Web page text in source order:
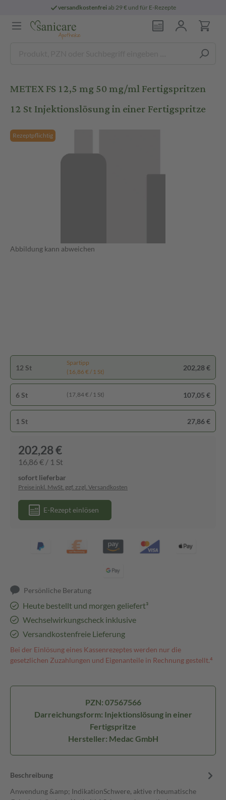
versandkostenfreiab 29 € und für E-Rezepte
METEX FS 12,5 mg 50 mg/ml Fertigspritzen
12 St Injektionslösung in einer Fertigspritze
Rezeptpflichtig
Abbildung kann abweichen
12 St
Spartipp
(16,86 € / 1 St)
202,28 €
6 St (17,84 € / 1 St) 107,05 €
1 St 27,86 €
202,28 €
16,86 € / 1 St
sofort lieferbar
Preise inkl. MwSt. ggf. zzgl. Versandkosten
E-Rezept einlösen
Persönliche Beratung
Heute bestellt und morgen geliefert³
Wechselwirkungscheck inklusive
Versandkostenfreie Lieferung
Bei der Einlösung eines Kassenrezeptes werden nur die
gesetzlichen Zuzahlungen und Eigenanteile in Rechnung gestellt.⁴
PZN: 07567566
Darreichungsform: Injektionslösung in einer
Fertigspritze
Hersteller: Medac GmbH
Beschreibung
Anwendung &amp; IndikationSchwere, aktive rheumatische